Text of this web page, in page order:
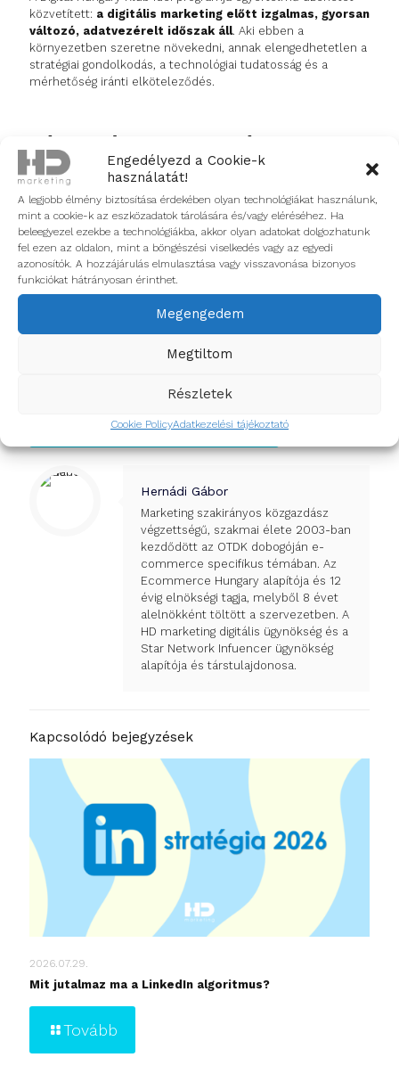
Engedélyezd a Cookie-k
használatát!
A legjobb élmény biztosítása érdekében olyan technológiákat használunk,
mint a cookie-k az eszközadatok tárolására és/vagy eléréséhez. Ha
beleegyezel ezekbe a technológiákba, akkor olyan adatokat dolgozhatunk
fel ezen az oldalon, mint a böngészési viselkedés vagy az egyedi
azonosítók. A hozzájárulás elmulasztása vagy visszavonása bizonyos
funkciókat hátrányosan érinthet.
Megengedem
Megtiltom
Részletek
Cookie PolicyAdatkezelési tájékoztató
közvetített: a digitális marketing előtt izgalmas, gyorsan
változó, adatvezérelt időszak áll. Aki ebben a
környezetben szeretne növekedni, annak elengedhetetlen a
stratégiai gondolkodás, a technológiai tudatosság és a
mérhetőség iránti elköteleződés.
Készen állsz adatvezérelt
növekedésre?
A HD marketing, mintonline full marketing ügynökség,
segít eligazodni a digitális trendek között – a PPC
kampányoktól a tartalomstratégián át egészen a
konverzióoptimalizálásig.
Lépj velünk kapcsolatba, és nézzük meg együtt,
Érdekel az online növekedés
Hernádi Gábor
Marketing szakirányos közgazdász
végzettségű, szakmai élete 2003-ban
kezdődött az OTDK dobogóján e-
commerce specifikus témában. Az
Ecommerce Hungary alapítója és 12
évig elnökségi tagja, melyből 8 évet
alelnökként töltött a szervezetben. A
HD marketing digitális ügynökség és a
Star Network Infuencer ügynökség
alapítója és társtulajdonosa.
Kapcsolódó bejegyzések
2026.07.29.
Mit jutalmaz ma a LinkedIn algoritmus?
Tovább